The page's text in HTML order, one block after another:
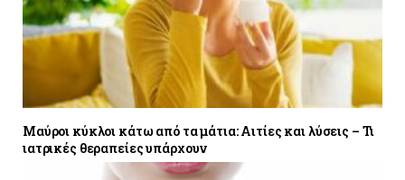
Μαύροι κύκλοι κάτω από τα μάτια: Αιτίες και λύσεις – Τι
ιατρικές θεραπείες υπάρχουν